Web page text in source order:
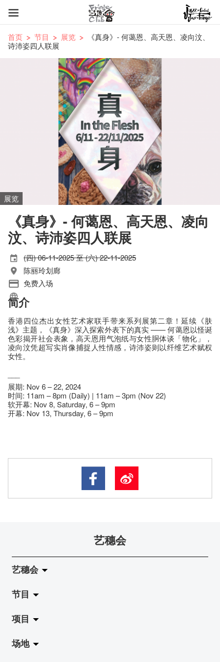
首页 节目 展览
《真身》- 何蔼恩、高天恩、凌向汶、
诗沛姿四人联展
展览
《真身》- 何蔼恩、高天恩、凌向
汶、诗沛姿四人联展
(四) 06-11-2025 至 (六) 22-11-2025
陈丽玲划廊
免费入场
简介
香港四位杰出女性艺术家联手带来系列展第二章！延续《肤
浅》主题，《真身》深入探索外表下的真实 —— 何蔼恩以怪诞
色彩揭开社会表象，高天恩用气泡纸与女性胴体谈「物化」，
凌向汶凭超写实肖像捕捉人性情感，诗沛姿则以纤维艺术赋权
女性。​
展期: Nov 6 – 22, 2024
时间: 11am – 8pm (Daily) | 11am – 3pm (Nov 22)
软开幕: Nov 8, Saturday, 6 – 9pm
开幕: Nov 13, Thursday, 6 – 9pm
艺穗会
艺穗会
关于艺穗会
艺穗会的演化
使命与宗旨
节目
拉阔
展览
项目
Jazz-Go-Central, Jazz-Go-Fringe
场地